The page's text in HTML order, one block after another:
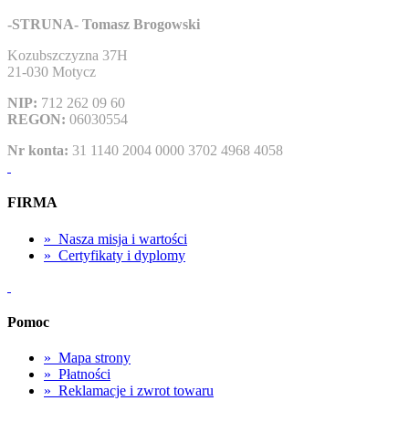
-STRUNA- Tomasz Brogowski
Kozubszczyzna 37H
21-030 Motycz
NIP: 712 262 09 60
REGON: 06030554
Nr konta: 31 1140 2004 0000 3702 4968 4058
FIRMA
» Nasza misja i wartości
» Certyfikaty i dyplomy
Pomoc
» Mapa strony
» Płatności
» Reklamacje i zwrot towaru